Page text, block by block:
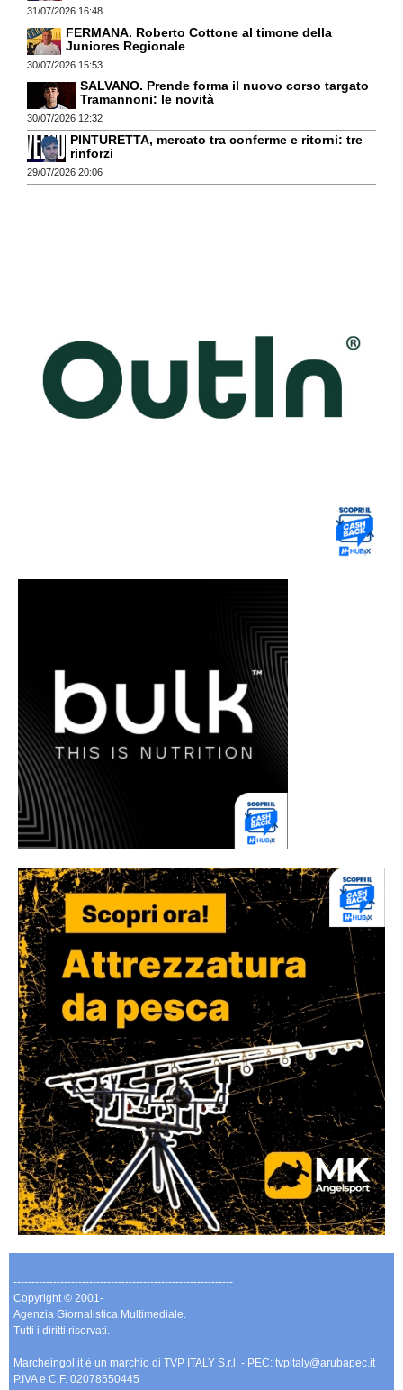
31/07/2026 16:48
FERMANA. Roberto Cottone al timone della
Juniores Regionale
30/07/2026 15:53
SALVANO. Prende forma il nuovo corso targato
Tramannoni: le novità
30/07/2026 12:32
PINTURETTA, mercato tra conferme e ritorni: tre
rinforzi
29/07/2026 20:06
-------------------------------------------------------------
Copyright © 2001-
Agenzia Giornalistica Multimediale.
Tutti i diritti riservati.
Marcheingol.it è un marchio di TVP ITALY S.r.l. - PEC: tvpitaly@arubapec.it
P.IVA e C.F. 02078550445